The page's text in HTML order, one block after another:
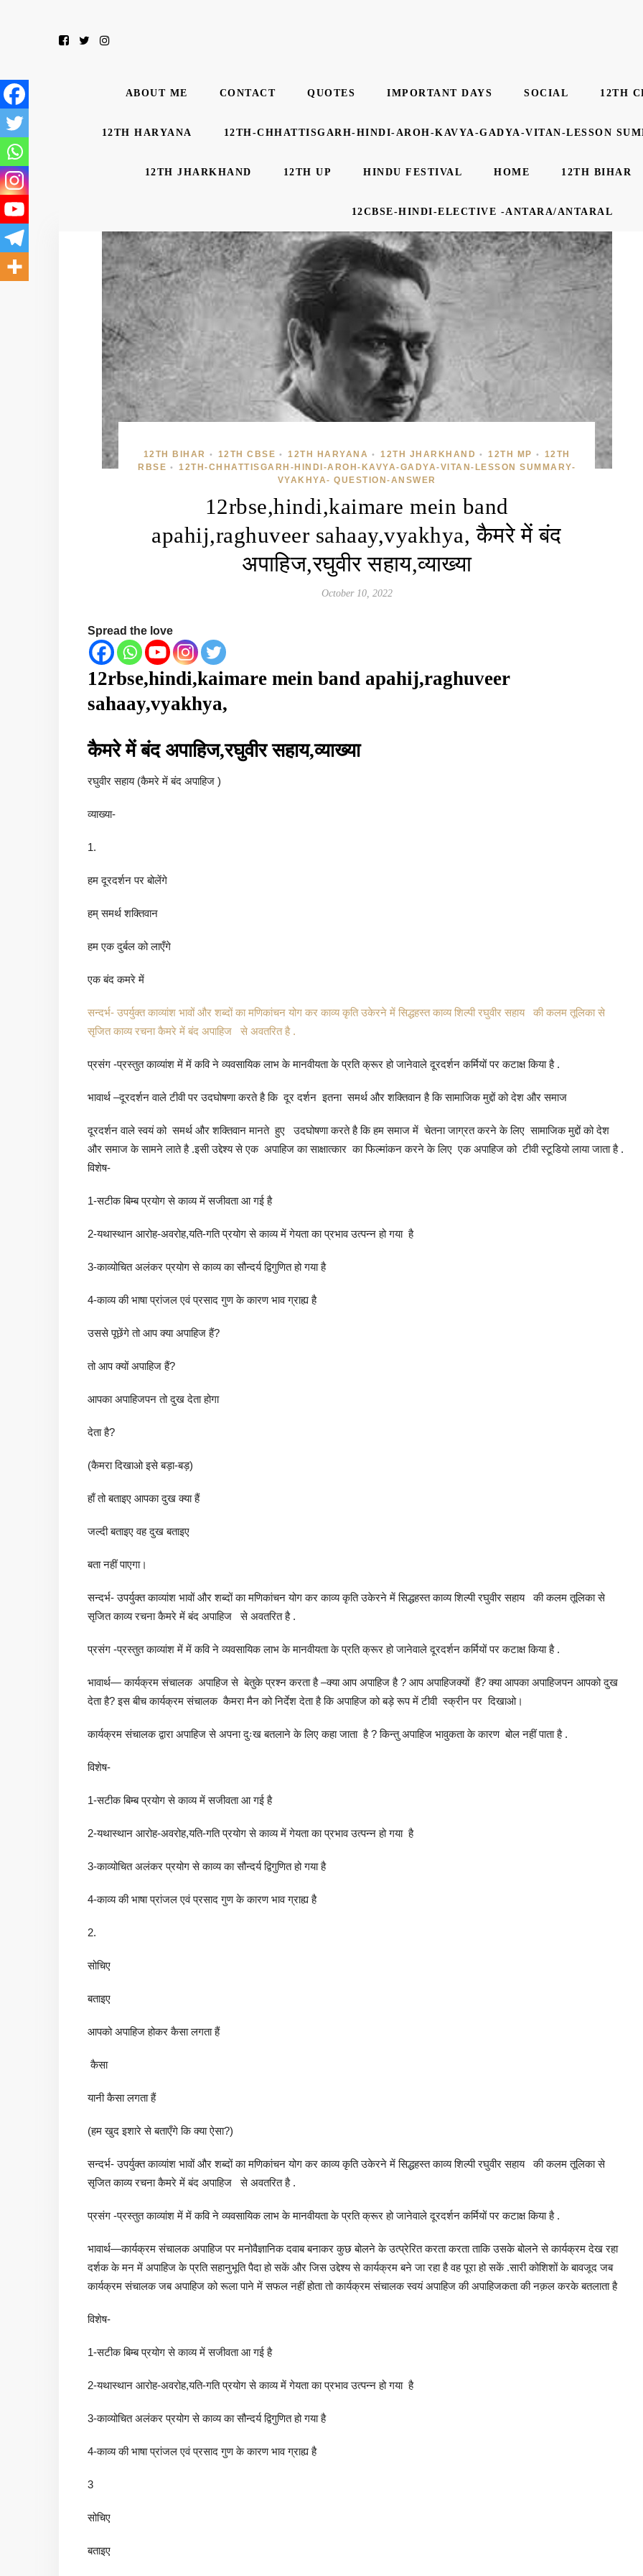
ABOUT ME CONTACT QUOTES IMPORTANT DAYS SOCIAL 12TH
12TH HARYANA 12TH-CHHATTISGARH-HINDI-AROH-KAVYA-GADYA-VITAN-LESSON
12TH JHARKHAND 12TH UP HINDU FESTIVAL HOME 12TH BIHAR
12CBSE-HINDI-ELECTIVE -ANTARA/ANTARAL
12TH BIHAR • 12TH CBSE • 12TH HARYANA • 12TH JHARKHAND • 12TH MP •
12TH
RBSE •
12TH-CHHATTISGARH-HINDI-AROH-KAVYA-GADYA-VITAN-LESSON SUMMARY-
VYAKHYA- QUESTION-ANSWER
12rbse,hindi,kaimare mein band
apahij,raghuveer sahaay,vyakhya, कैमरे में बंद
अपाहिज,रघुवीर सहाय,व्याख्या
October 10, 2022
Spread the love
12rbse,hindi,kaimare mein band apahij,raghuveer
sahaay,vyakhya,
कैमरे में बंद अपाहिज,रघुवीर सहाय,व्याख्या
रघुवीर सहाय (कैमरे में बंद अपाहिज )
व्याख्या-
1.
हम दूरदर्शन पर बोलेंगे
हम् समर्थ शक्तिवान
हम एक दुर्बल को लाएँगे
एक बंद कमरे में
सन्दर्भ- उपर्युक्त काव्यांश भावों और शब्दों का मणिकांचन योग कर काव्य कृति उकेरने में सिद्धहस्त काव्य शिल्पी रघुवीर सहाय की कलम तूलिका से
सृजित काव्य रचना कैमरे में बंद अपाहिज से अवतरित है .
प्रसंग -प्रस्तुत काव्यांश में में कवि ने व्यवसायिक लाभ के मानवीयता के प्रति क्रूर हो जानेवाले दूरदर्शन कर्मियों पर कटाक्ष किया है .
भावार्थ –दूरदर्शन वाले टीवी पर उदघोषणा करते है कि दूर दर्शन इतना समर्थ और शक्तिवान है कि सामाजिक मुद्दों को देश और समाज
दूरदर्शन वाले स्वयं को समर्थ और शक्तिवान मानते हुए उदघोषणा करते है कि हम समाज में चेतना जाग्रत करने के लिए सामाजिक मुद्दों को देश
और समाज के सामने लाते है .इसी उद्देश्य से एक अपाहिज का साक्षात्कार का फिल्मांकन करने के लिए एक अपाहिज को टीवी स्टूडियो लाया जाता है .
विशेष-
1-सटीक बिम्ब प्रयोग से काव्य में सजीवता आ गई है
2-यथास्थान आरोह-अवरोह,यति-गति प्रयोग से काव्य में गेयता का प्रभाव उत्पन्न हो गया है
3-काव्योचित अलंकर प्रयोग से काव्य का सौन्दर्य द्विगुणित हो गया है
4-काव्य की भाषा प्रांजल एवं प्रसाद गुण के कारण भाव ग्राह्य है
उससे पूछेंगे तो आप क्या अपाहिज हैं?
तो आप क्यों अपाहिज हैं?
आपका अपाहिजपन तो दुख देता होगा
देता है?
(कैमरा दिखाओ इसे बड़ा-बड़)
हाँ तो बताइए आपका दुख क्या हैं
जल्दी बताइए वह दुख बताइए
बता नहीं पाएगा।
सन्दर्भ- उपर्युक्त काव्यांश भावों और शब्दों का मणिकांचन योग कर काव्य कृति उकेरने में सिद्धहस्त काव्य शिल्पी रघुवीर सहाय की कलम तूलिका से
सृजित काव्य रचना कैमरे में बंद अपाहिज से अवतरित है .
प्रसंग -प्रस्तुत काव्यांश में में कवि ने व्यवसायिक लाभ के मानवीयता के प्रति क्रूर हो जानेवाले दूरदर्शन कर्मियों पर कटाक्ष किया है .
भावार्थ— कार्यक्रम संचालक अपाहिज से बेतुके प्रश्न करता है –क्या आप अपाहिज है ? आप अपाहिजक्यों हैं? क्या आपका अपाहिजपन आपको दुख
देता है? इस बीच कार्यक्रम संचालक कैमरा मैन को निर्देश देता है कि अपाहिज को बड़े रूप में टीवी स्क्रीन पर दिखाओ।
कार्यक्रम संचालक द्वारा अपाहिज से अपना दुःख बतलाने के लिए कहा जाता है ? किन्तु अपाहिज भावुकता के कारण बोल नहीं पाता है .
विशेष-
1-सटीक बिम्ब प्रयोग से काव्य में सजीवता आ गई है
2-यथास्थान आरोह-अवरोह,यति-गति प्रयोग से काव्य में गेयता का प्रभाव उत्पन्न हो गया है
3-काव्योचित अलंकर प्रयोग से काव्य का सौन्दर्य द्विगुणित हो गया है
4-काव्य की भाषा प्रांजल एवं प्रसाद गुण के कारण भाव ग्राह्य है
2.
सोचिए
बताइए
आपको अपाहिज होकर कैसा लगता हैं
कैसा
यानी कैसा लगता हैं
(हम खुद इशारे से बताएँगे कि क्या ऐसा?)
सन्दर्भ- उपर्युक्त काव्यांश भावों और शब्दों का मणिकांचन योग कर काव्य कृति उकेरने में सिद्धहस्त काव्य शिल्पी रघुवीर सहाय की कलम तूलिका से
सृजित काव्य रचना कैमरे में बंद अपाहिज से अवतरित है .
प्रसंग -प्रस्तुत काव्यांश में में कवि ने व्यवसायिक लाभ के मानवीयता के प्रति क्रूर हो जानेवाले दूरदर्शन कर्मियों पर कटाक्ष किया है .
भावार्थ—कार्यक्रम संचालक अपाहिज पर मनोवैज्ञानिक दवाब बनाकर कुछ बोलने के उत्प्रेरित करता करता ताकि उसके बोलने से कार्यक्रम देख रहा
दर्शक के मन में अपाहिज के प्रति सहानुभूति पैदा हो सकें और जिस उद्देश्य से कार्यक्रम बने जा रहा है वह पूरा हो सकें .सारी कोशिशों के बावजूद जब
कार्यक्रम संचालक जब अपाहिज को रूला पाने में सफल नहीं होता तो कार्यक्रम संचालक स्वयं अपाहिज की अपाहिजकता की नक़ल करके बतलाता है
विशेष-
1-सटीक बिम्ब प्रयोग से काव्य में सजीवता आ गई है
2-यथास्थान आरोह-अवरोह,यति-गति प्रयोग से काव्य में गेयता का प्रभाव उत्पन्न हो गया है
3-काव्योचित अलंकर प्रयोग से काव्य का सौन्दर्य द्विगुणित हो गया है
4-काव्य की भाषा प्रांजल एवं प्रसाद गुण के कारण भाव ग्राह्य है
3
सोचिए
बताइए